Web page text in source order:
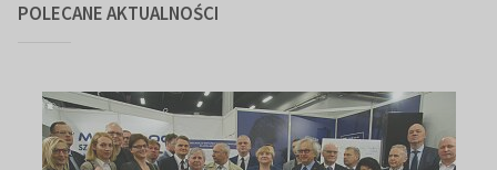
POLECANE AKTUALNOŚCI